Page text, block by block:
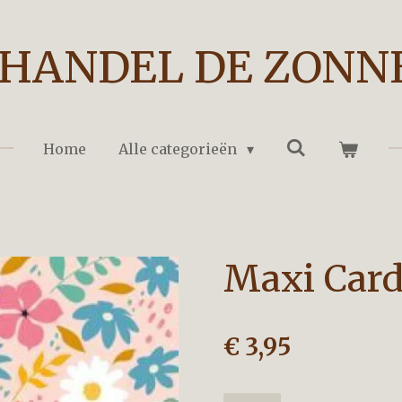
DE
Home Alle categorieën
Maxi
€ 3,95